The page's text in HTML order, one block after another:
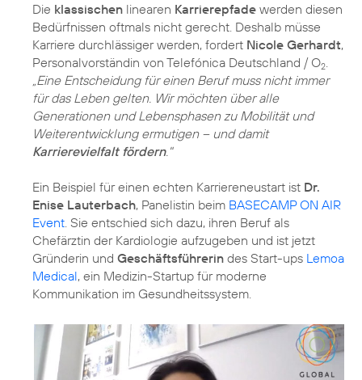
Die klassischen linearen Karrierepfade werden diesen
Bedürfnissen oftmals nicht gerecht. Deshalb müsse
Karriere durchlässiger werden, fordert Nicole Gerhardt,
Personalvorständin von Telefónica Deutschland / O2.
„Eine Entscheidung für einen Beruf muss nicht immer
für das Leben gelten. Wir möchten über alle
Generationen und Lebensphasen zu Mobilität und
Weiterentwicklung ermutigen – und damit
Karrierevielfalt fördern."
Ein Beispiel für einen echten Karriereneustart ist Dr.
Enise Lauterbach, Panelistin beim BASECAMP ON AIR
Event. Sie entschied sich dazu, ihren Beruf als
Chefärztin der Kardiologie aufzugeben und ist jetzt
Gründerin und Geschäftsführerin des Start-ups Lemoa
Medical, ein Medizin-Startup für moderne
Kommunikation im Gesundheitssystem.